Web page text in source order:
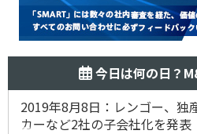
今日は何の日？
2019年8月8日：レンゴー、独
カーなど2社の子会社化を発表